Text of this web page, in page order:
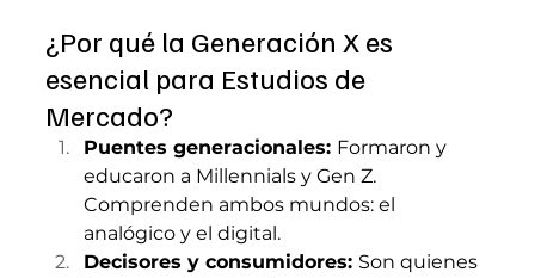
¿Por qué la Generación X es
esencial para Estudios de
Mercado?
Puentes generacionales: Formaron y
educaron a Millennials y Gen Z.
Comprenden ambos mundos: el
analógico y el digital.
Decisores y consumidores: Son quienes